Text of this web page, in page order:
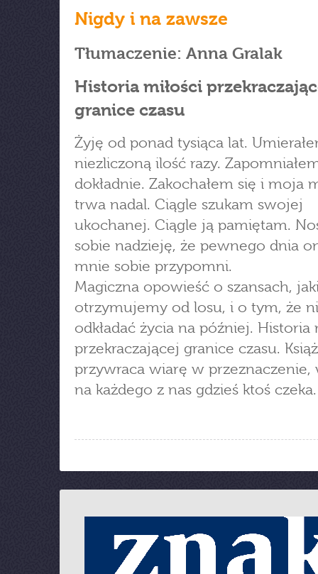
Nigdy i na zawsze
Tłumaczenie: Anna Gralak
Historia miłości
granice czasu
Żyję od ponad tysiąca lat.
niezliczoną ilość razy.
dokładnie. Zakochałem się i moja
trwa nadal. Ciągle szukam swojej
ukochanej. Ciągle ją pamiętam.
sobie nadzieję, że pewnego dnia
mnie sobie przypomni.
Magiczna opowieść o szansach,
otrzymujemy od losu, i o tym, że
odkładać życia na później. Historia
przekraczającej granice czasu.
przywraca wiarę w przeznaczenie,
na każdego z nas gdzieś ktoś